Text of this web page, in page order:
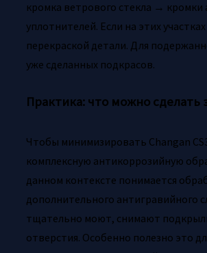
кромка ветрового стекла →
уплотнителей. Если на этих
перекраской детали. Для
уже сделанных подкрасов.
Практика: что можно сделать
Чтобы минимизировать Changan
комплексную антикоррозийную
данном контексте понимается
дополнительного антигравийного
тщательно моют, снимают
отверстия. Особенно полезно это